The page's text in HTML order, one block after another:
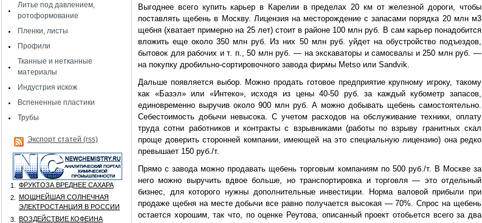
Литье под давлением,
ротоформование
Пленки, листы
Профили
Тканные и нетканные
материалы
Индустрия искож
Вспененные пластики
Трубы
Экспорт статей (rss)
1.
ФРУКТОЗА ВРЕДНЕЕ САХАРА
2.
МОЩНЕЙШАЯ СОЛНЕЧНАЯ
ЭЛЕКТРОСТАНЦИЯ В РОССИИ
3.
ВОЗДЕЙСТВИЕ КОФЕИНА
Выгоднее всего купить карьер в Карелии в пределах 20 км от железной дороги, чтобы
поставлять щебень в Москву. Лицензия на месторождение с запасами порядка 20 млн м3
щебня (хватает примерно на 25 лет) стоит в районе 100 млн руб. В сам карьер понадобится
вложить еще около 350 млн руб. Из них 50 млн руб. уйдет на обустройство подъездов,
бытовок для рабочих и т. п., 50 млн руб. — на экскаваторы и самосвалы и 250 млн руб. —
на покупку дробильно-сортировочного завода фирмы Metso или Sandvik.
Дальше появляется выбор. Можно продать готовое предприятие крупному игроку, такому
как «Базэл» или «Интеко», исходя из цены 40-50 руб. за каждый кубометр запасов,
единовременно выручив около 900 млн руб. А можно добывать щебень самостоятельно.
Себестоимость добычи невысока. С учетом расходов на обслуживание техники, оплату
труда сотни работников и контракты с взрывниками (работы по взрыву гранитных скал
проще доверить сторонней компании, имеющей на это специальную лицензию) она редко
превышает 150 руб./т.
Прямо с завода можно продавать щебень торговым компаниям по 500 руб./т. В Москве за
него можно выручить вдвое больше, но транспортировка и торговля — это отдельный
бизнес, для которого нужны дополнительные инвестиции. Норма валовой прибыли при
продаже щебня на месте добычи все равно получается высокая — 70%. Спрос на щебень
остается хорошим, так что, по оценке Реутова, описанный проект отобьется всего за два